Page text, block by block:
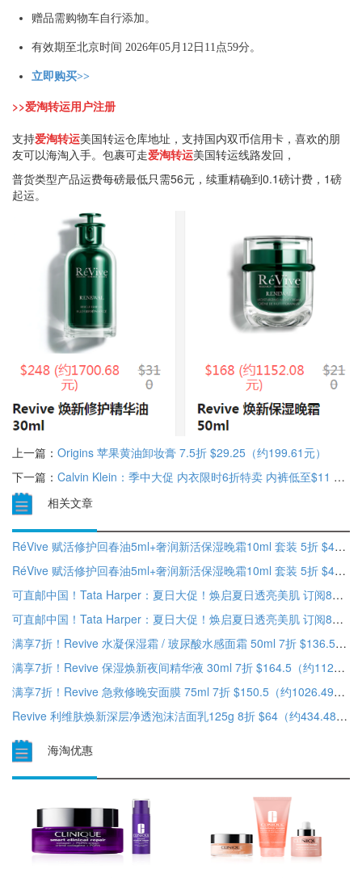
赠品需购物车自行添加。
有效期至北京时间 2026年05月12日11点59分。
立即购买>>
>>爱淘转运用户注册
支持爱淘转运美国转运仓库地址，支持国内双币信用卡，喜欢的朋
友可以海淘入手。包裹可走爱淘转运美国转运线路发回，
普货类型产品运费每磅最低只需56元，续重精确到0.1磅计费，1磅
起运。
上一篇： Origins 苹果黄油卸妆膏 7.5折 $29.25（约199.61元）
下一篇： Calvin Klein：季中大促 内衣限时6折特卖 内裤低至$11 精选服饰额外8折
相关文章
RéVive 赋活修护回春油5ml+奢润新活保湿晚霜10ml 套装 5折 $49（约332.35元）
RéVive 赋活修护回春油5ml+奢润新活保湿晚霜10ml 套装 5折 $49（约332.35元）
可直邮中国！Tata Harper：夏日大促！焕启夏日透亮美肌 订阅8折+满$250赠4件好礼
可直邮中国！Tata Harper：夏日大促！焕启夏日透亮美肌 订阅8折+满$250赠4件好礼
满享7折！Revive 水凝保湿霜 / 玻尿酸水感面霜 50ml 7折 $136.5（约931元）
满享7折！Revive 保湿焕新夜间精华液 30ml 7折 $164.5（约1121.97元）
满享7折！Revive 急救修晚安面膜 75ml 7折 $150.5（约1026.49元）
Revive 利维肤焕新深层净透泡沫洁面乳125g 8折 $64（约434.48元）
海淘优惠